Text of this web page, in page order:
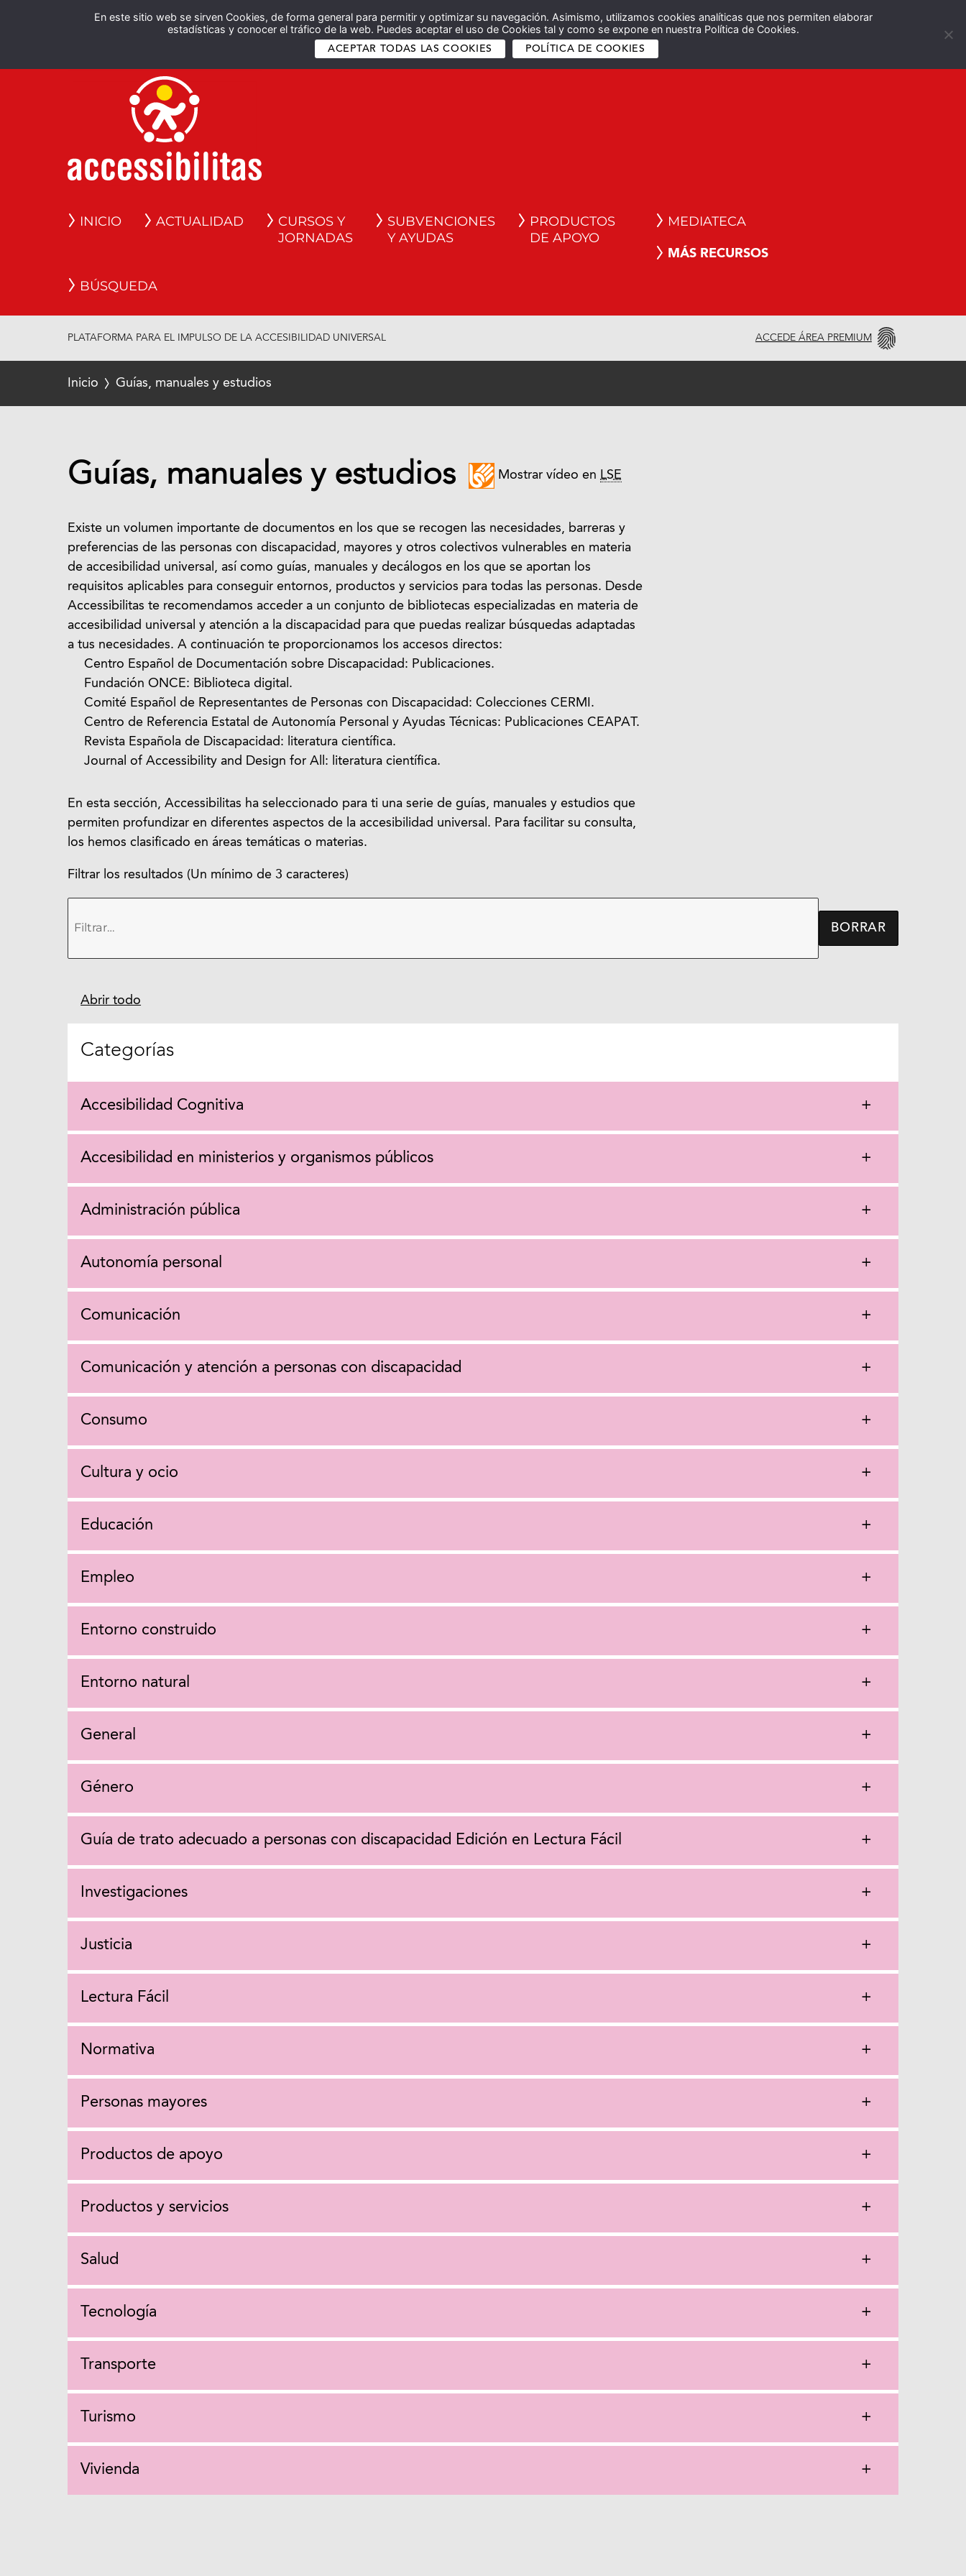
En este sitio web se sirven Cookies, de forma general para permitir y optimizar su navegación. Asimismo, utilizamos cookies analíticas que nos permiten elaborar
estadísticas y conocer el tráfico de la web. Puedes aceptar el uso de Cookies tal y como se expone en nuestra Política de Cookies.
ACEPTAR TODAS LAS COOKIES POLÍTICA DE COOKIES
Español English
INICIO ACTUALIDAD
CURSOS Y
JORNADAS
SUBVENCIONES
Y AYUDAS
PRODUCTOS
DE APOYO
MEDIATECA
MÁS RECURSOS
BÚSQUEDA
PLATAFORMA PARA EL IMPULSO DE LA ACCESIBILIDAD UNIVERSAL ACCEDE ÁREA PREMIUM
Inicio Guías, manuales y estudios
Guías, manuales y estudios Mostrar vídeo en LSE
Existe un volumen importante de documentos en los que se recogen las necesidades, barreras y
preferencias de las personas con discapacidad, mayores y otros colectivos vulnerables en materia
de accesibilidad universal, así como guías, manuales y decálogos en los que se aportan los
requisitos aplicables para conseguir entornos, productos y servicios para todas las personas. Desde
Accessibilitas te recomendamos acceder a un conjunto de bibliotecas especializadas en materia de
accesibilidad universal y atención a la discapacidad para que puedas realizar búsquedas adaptadas
a tus necesidades. A continuación te proporcionamos los accesos directos:
Centro Español de Documentación sobre Discapacidad: Publicaciones.
Fundación ONCE: Biblioteca digital.
Comité Español de Representantes de Personas con Discapacidad: Colecciones CERMI.
Centro de Referencia Estatal de Autonomía Personal y Ayudas Técnicas: Publicaciones CEAPAT.
Revista Española de Discapacidad: literatura científica.
Journal of Accessibility and Design for All: literatura científica.
En esta sección, Accessibilitas ha seleccionado para ti una serie de guías, manuales y estudios que
permiten profundizar en diferentes aspectos de la accesibilidad universal. Para facilitar su consulta,
los hemos clasificado en áreas temáticas o materias.
Filtrar los resultados (Un mínimo de 3 caracteres)
BORRAR
Abrir todo
Categorías
Accesibilidad Cognitiva +
Accesibilidad en ministerios y organismos públicos +
Administración pública +
Autonomía personal +
Comunicación +
Comunicación y atención a personas con discapacidad +
Consumo +
Cultura y ocio +
Educación +
Empleo +
Entorno construido +
Entorno natural +
General +
Género +
Guía de trato adecuado a personas con discapacidad Edición en Lectura Fácil +
Investigaciones +
Justicia +
Lectura Fácil +
Normativa +
Personas mayores +
Productos de apoyo +
Productos y servicios +
Salud +
Tecnología +
Transporte +
Turismo +
Vivienda +